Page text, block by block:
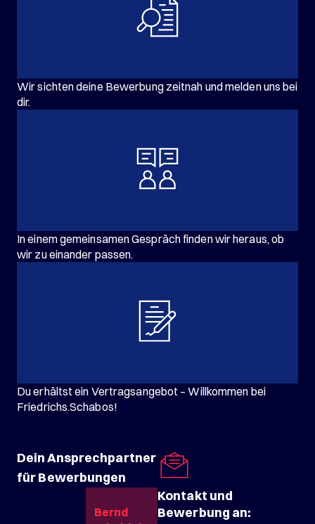
Wir sichten deine Bewerbung zeitnah und melden uns bei
dir.
In einem gemeinsamen Gespräch finden wir heraus, ob
wir zu einander passen.
Du erhältst ein Vertragsangebot – Willkommen bei
Friedrichs.Schabos!
Dein Ansprechpartner
für Bewerbungen
Bernd
Kontakt und
Bewerbung an: